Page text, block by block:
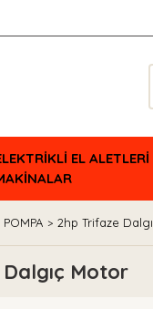
EL ALETLERİ
2hp Trifaze
Motor